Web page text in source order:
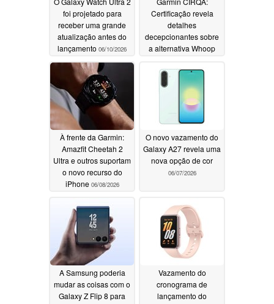
foi projetado para
receber uma grande
atualização antes do
lançamento 06/10/2026
Certificação revela
detalhes
decepcionantes sobre
a alternativa Whoop
À frente da Garmin:
Amazfit Cheetah 2
Ultra e outros suportam
o novo recurso do
iPhone 06/08/2026
O novo vazamento do
Galaxy A27 revela uma
nova opção de cor
06/07/2026
A Samsung poderia
mudar as coisas com o
Galaxy Z Flip 8 para
Vazamento do
cronograma de
lançamento do